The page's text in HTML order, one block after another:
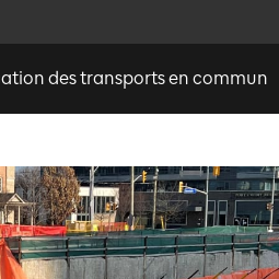
des transports en commun